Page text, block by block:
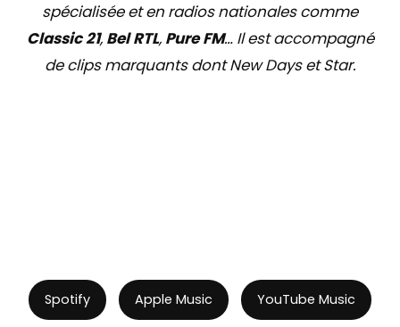
spécialisée et en radios nationales comme
Classic 21, Bel RTL, Pure FM… Il est accompagné
de clips marquants dontNew DaysetStar.
Spotify Apple Music YouTube Music